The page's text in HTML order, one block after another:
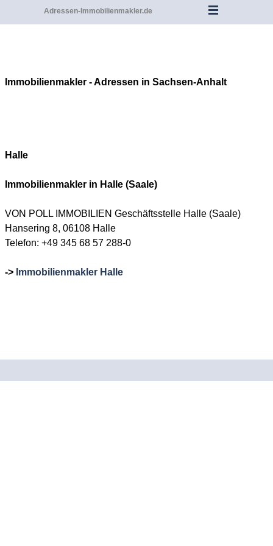
Adressen-Immobilienmakler.de
Immobilienmakler - Adressen in Sachsen-Anhalt
Halle
Immobilienmakler in Halle (Saale)
VON POLL IMMOBILIEN Geschäftsstelle Halle (Saale)
Hansering 8, 06108 Halle
Telefon: +49 345 68 57 288-0
-> Immobilienmakler Halle